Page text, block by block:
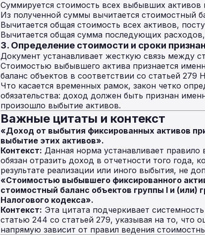
Суммируется стоимость всех выбывших активов
Из полученной суммы вычитается стоимостный
Вычитается общая стоимость всех активов,
Вычитается общая сумма последующих
3. Определение стоимости и сроки
Документ устанавливает жесткую связь между
Стоимостью выбывшего актива признается
баланс объектов в соответствии со статьей 279
Что касается временных рамок, закон четко
обязательства: доход должен быть признан
произошло выбытие активов.
Важные цитаты и контекст
«Доход от выбытия фиксированных активов
выбытие этих активов».
Контекст: Данная норма устанавливает
обязан отразить доход в отчетности того года,
результате реализации или иного выбытия, не
«Стоимостью выбывшего фиксированного
стоимостный баланс объектов группы I и (или)
Налогового кодекса».
Контекст: Эта цитата подчеркивает
статью 244 со статьей 279, указывая на то, что
напрямую зависит от правил ведения